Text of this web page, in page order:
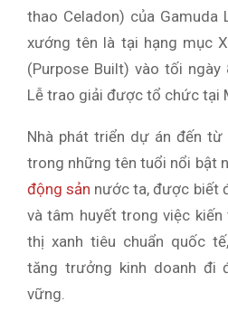
thao Celadon) của
xướng tên là tại hạng mục
(Purpose Built) vào tối
Lễ trao giải được tổ chức tại
Nhà phát triển dự án đến
trong những tên tuổi nổi bật
động sản nước ta, được biết
và tâm huyết trong việc
thị xanh tiêu chuẩn quốc
tăng trưởng kinh doanh đi
vững.